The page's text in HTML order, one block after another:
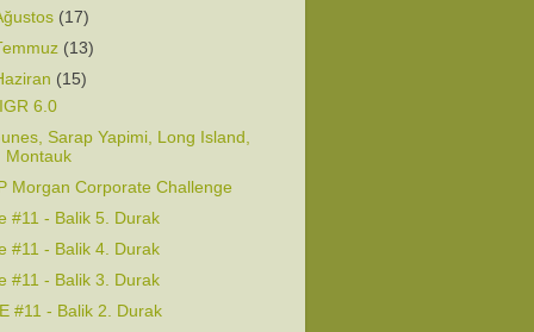
(17)
(13)
(15)
6.0
Sarap Yapimi, Long Island,
Montauk
Morgan Corporate Challenge
#11 - Balik 5. Durak
#11 - Balik 4. Durak
#11 - Balik 3. Durak
#11 - Balik 2. Durak